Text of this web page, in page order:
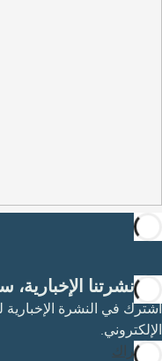
مع نشرتنا
اشترك في النشرة
الإلكتروني.
الاشتراك